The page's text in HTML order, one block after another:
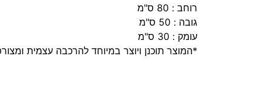
רוחב : 80 ס"מ
גובה : 50 ס"מ
עומק : 30 ס"מ
*המוצר תוכנן ויוצר במיוחד להרכבה עצמית